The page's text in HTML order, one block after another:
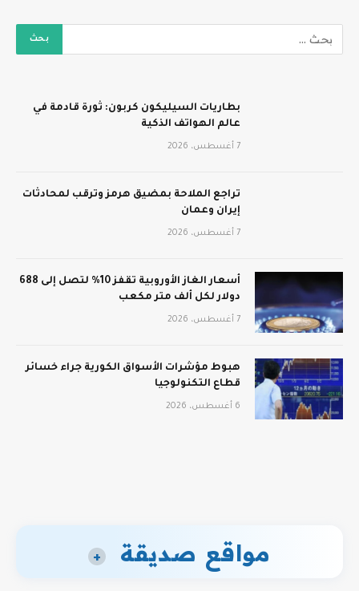
بطاريات السيليكون كربون: ثورة قادمة في
عالم الهواتف الذكية
7 أغسطس، 2026
تراجع الملاحة بمضيق هرمز وترقب لمحادثات
إيران وعمان
7 أغسطس، 2026
أسعار الغاز الأوروبية تقفز 10% لتصل إلى 688
دولار لكل ألف متر مكعب
7 أغسطس، 2026
هبوط مؤشرات الأسواق الكورية جراء خسائر
قطاع التكنولوجيا
6 أغسطس، 2026
مواقع صديقة +